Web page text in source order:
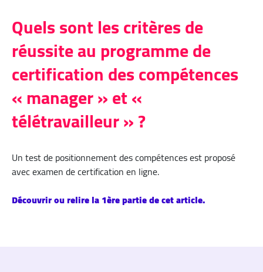
Quels sont les critères de
réussite au programme de
certification des compétences
« manager » et «
télétravailleur » ?
Un test de positionnement des compétences est proposé
avec examen de certification en ligne.
Découvrir ou relire la 1ère partie de cet article.